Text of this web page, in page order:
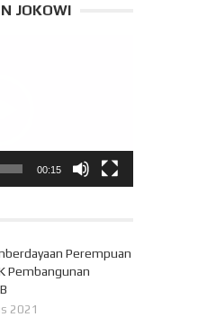
JOKOWI
00:15
Perempuan
Pembangunan
2021